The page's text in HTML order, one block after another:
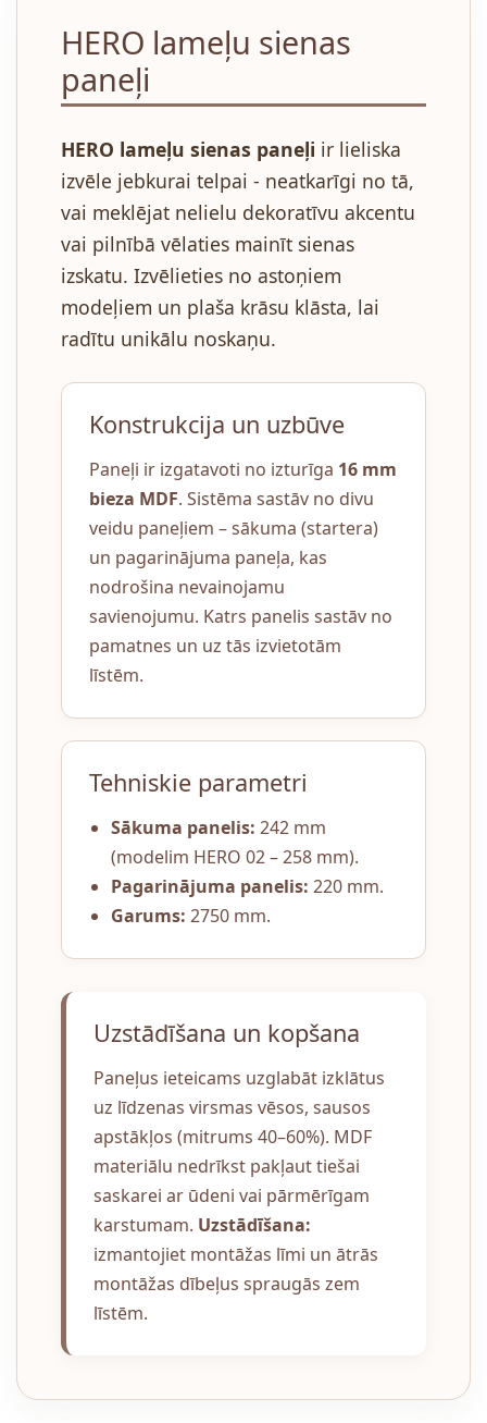
HERO lameļu sienas
paneļi
HERO lameļu sienas paneļi ir lieliska
izvēle jebkurai telpai - neatkarīgi no tā,
vai meklējat nelielu dekoratīvu akcentu
vai pilnībā vēlaties mainīt sienas
izskatu. Izvēlieties no astoņiem
modeļiem un plaša krāsu klāsta, lai
radītu unikālu noskaņu.
Konstrukcija un uzbūve
Paneļi ir izgatavoti no izturīga 16 mm
bieza MDF. Sistēma sastāv no divu
veidu paneļiem – sākuma (startera)
un pagarinājuma paneļa, kas
nodrošina nevainojamu
savienojumu. Katrs panelis sastāv no
pamatnes un uz tās izvietotām
līstēm.
Tehniskie parametri
Sākuma panelis: 242 mm
(modelim HERO 02 – 258 mm).
Pagarinājuma panelis: 220 mm.
Garums: 2750 mm.
Uzstādīšana un kopšana
Paneļus ieteicams uzglabāt izklātus
uz līdzenas virsmas vēsos, sausos
apstākļos (mitrums 40–60%). MDF
materiālu nedrīkst pakļaut tiešai
saskarei ar ūdeni vai pārmērīgam
karstumam. Uzstādīšana:
izmantojiet montāžas līmi un ātrās
montāžas dībeļus spraugās zem
līstēm.